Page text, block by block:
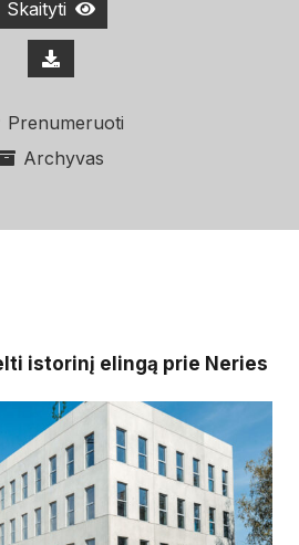
Skaityti
Prenumeruoti
Archyvas
istorinį elingą prie Neries